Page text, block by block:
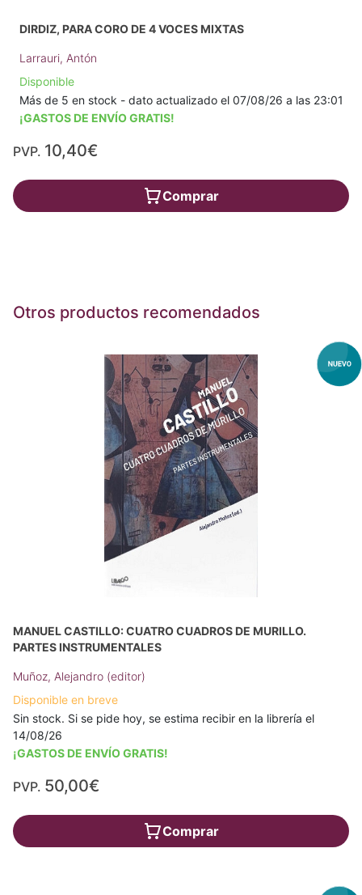
DIRDIZ, PARA CORO DE 4 VOCES MIXTAS
Larrauri, Antón
Disponible
Más de 5 en stock - dato actualizado el 07/08/26 a las 23:01
¡GASTOS DE ENVÍO GRATIS!
PVP. 10,40€
Comprar
Otros productos recomendados
MANUEL CASTILLO: CUATRO CUADROS DE MURILLO.
PARTES INSTRUMENTALES
Muñoz, Alejandro (editor)
Disponible en breve
Sin stock. Si se pide hoy, se estima recibir en la librería el
14/08/26
¡GASTOS DE ENVÍO GRATIS!
PVP. 50,00€
Comprar